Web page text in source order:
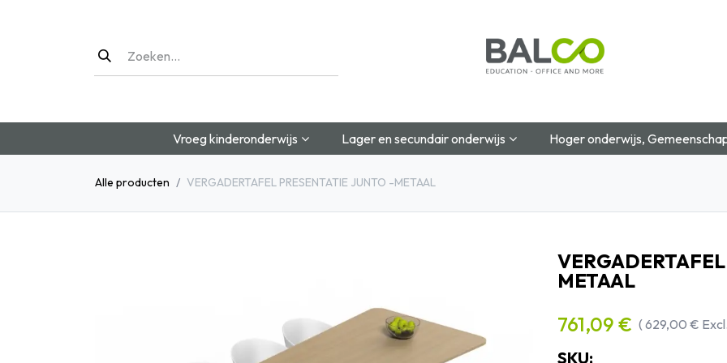
Vroeg kinderonderwijs Lager en secundair onderwijs Hoger onderwijs,
Alle producten VERGADERTAFEL PRESENTATIE JUNTO -METAAL
METAAL
761,09 € (629,00 €
SKU: